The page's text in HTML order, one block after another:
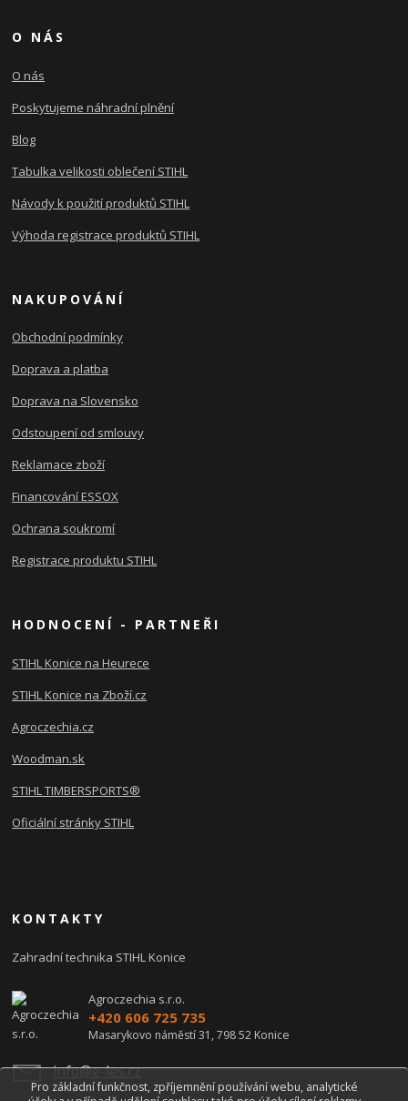
O NÁS
O nás
Poskytujeme náhradní plnění
Blog
Tabulka velikosti oblečení STIHL
Návody k použití produktů STIHL
Výhoda registrace produktů STIHL
NAKUPOVÁNÍ
Obchodní podmínky
Doprava a platba
Doprava na Slovensko
Odstoupení od smlouvy
Reklamace zboží
Financování ESSOX
Ochrana soukromí
Registrace produktu STIHL
HODNOCENÍ - PARTNEŘI
STIHL Konice na Heurece
STIHL Konice na Zboží.cz
Agroczechia.cz
Woodman.sk
STIHL TIMBERSPORTS®
Oficiální stránky STIHL
KONTAKTY
Zahradní technika STIHL Konice
Agroczechia s.r.o.
+420 606 725 735
Masarykovo náměstí 31, 798 52 Konice
info@e-les.cz
Pro základní funkčnost, zpříjemnění používání webu, analytické